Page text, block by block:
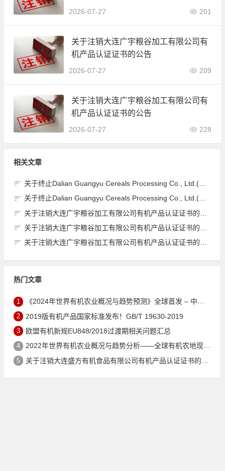
公司)JAS有机产品认证证书的公告
2026-07-27 201
关于注销大连广宇粮谷加工有限公司有
机产品认证证书的公告
2026-07-27 209
关于注销大连广宇粮谷加工有限公司有
机产品认证证书的公告
2026-07-27 228
相关文章
关于终止Dalian Guangyu Cereals Processing Co., Ltd.(大连广宇粮谷加工有限公司)JAS有机产品认证证书的公告
关于终止Dalian Guangyu Cereals Processing Co., Ltd.(大连广宇粮谷加工有限公司)JAS有机产品认证证书的公告
关于注销大连广宇粮谷加工有限公司有机产品认证证书的公告
关于注销大连广宇粮谷加工有限公司有机产品认证证书的公告
关于注销大连广宇粮谷加工有限公司有机产品认证证书的公告
热门文章
1 《2024年世界有机农业概况与趋势预测》全球首发 – 中国有机市场规模跻身世界第三
2 2019版有机产品国家标准发布！GB/T 19630-2019
3 欧盟有机新规EU848/2018过渡期相关问题汇总
4 2022年世界有机农业概况与趋势分析——全球有机农地现状与有机食品（含饮料）市场
5 关于注销大连盛方有机食品有限公司有机产品认证证书的公告